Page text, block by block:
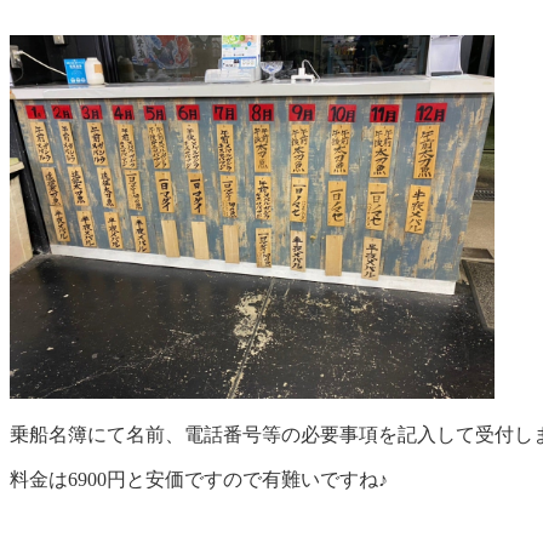
乗船名簿にて名前、電話番号等の必要事項を記入して受付し
料金は6900円と安価ですので有難いですね♪